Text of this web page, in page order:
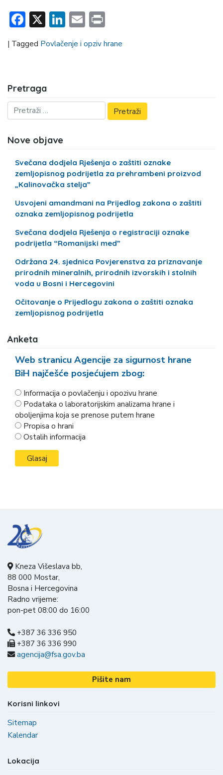
Facebook
X LinkedIn
Email
| Tagged Povlačenje i opziv hrane
Pretraga
Nove objave
Svečana dodjela Rješenja o zaštiti oznake
zemljopisnog podrijetla za prehrambeni proizvod
„Kalinovačka stelja”
Usvojeni amandmani na Prijedlog zakona o zaštiti
oznaka zemljopisnog podrijetla
Svečana dodjela Rješenja o registraciji oznake
podrijetla “Romanijski med”
Održana 24. sjednica Povjerenstva za priznavanje
prirodnih mineralnih, prirodnih izvorskih i stolnih
voda u Bosni i Hercegovini
Očitovanje o Prijedlogu zakona o zaštiti oznaka
zemljopisnog podrijetla
Anketa
Web stranicu Agencije za sigurnost hrane
BiH najčešće posjećujem zbog:
Informacija o povlačenju i opozivu hrane
Podataka o laboratorijskim analizama hrane i
oboljenjima koja se prenose putem hrane
Propisa o hrani
Ostalih informacija
Kneza Višeslava bb,
88 000 Mostar,
Bosna i Hercegovina
Radno vrijeme:
pon-pet 08:00 do 16:00
+387 36 336 950
+387 36 336 990
agencija@fsa.gov.ba
Pišite nam
Korisni linkovi
Sitemap
Kalendar
Lokacija